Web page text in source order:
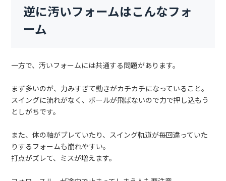
逆に汚いフォームはこんなフォ
ーム
一方で、汚いフォームには共通する問題があります。
まず多いのが、力みすぎて動きがカチカチになっていること。
スイングに流れがなく、ボールが飛ばないので力で押し込もう
としがちです。
また、体の軸がブレていたり、スイング軌道が毎回違っていた
りするフォームも崩れやすい。
打点がズレて、ミスが増えます。